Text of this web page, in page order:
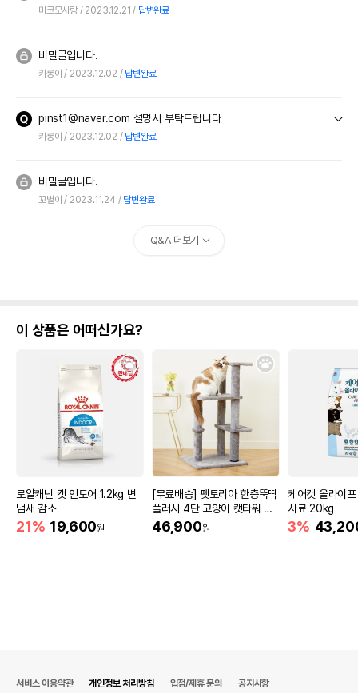
미코모사랑 2023.12.21 답변완료
비밀글입니다.
카롱이 2023.12.02 답변완료
pinst1@naver.com 설명서 부탁드립니다
카롱이 2023.12.02 답변완료
비밀글입니다.
꼬별이 2023.11.24 답변완료
Q&A 더보기
이 상품은 어떠신가요?
로얄캐닌 캣 인도어 1.2kg 변
냄새 감소
21% 19,600원
[무료배송] 펫토리아 한층뚝딱
플러시 4단 고양이 캣타워 그
레이
46,900원
케어캣 올라이
사료 20kg
3%
서비스 이용약관 개인정보 처리방침 입점/제휴 문의 공지사항